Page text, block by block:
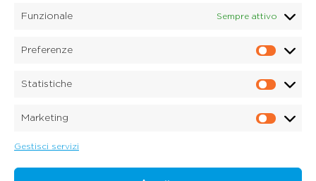
Funzionale Sempre attivo
Preferenze
Statistiche
Marketing
Gestisci servizi
Credits:Digitalia Srl